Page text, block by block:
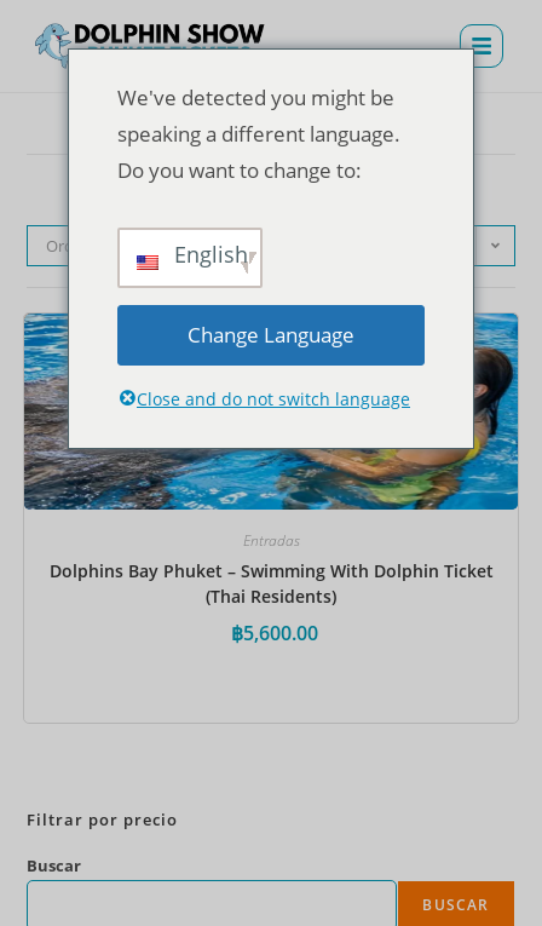
Orden predeterminado
Entradas
Dolphins Bay Phuket – Swimming With Dolphin Ticket
(Thai Residents)
฿5,600.00
Filtrar por precio
Buscar
BUSCAR
We've detected you might be
speaking a different language.
Do you want to change to:
English
Change Language
Close and do not switch language